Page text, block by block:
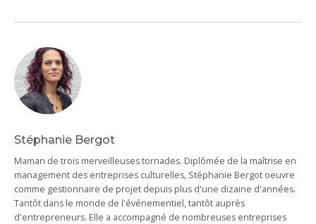
Stéphanie Bergot
Maman de trois merveilleuses tornades. Diplômée de la maîtrise en
management des entreprises culturelles, Stéphanie Bergot oeuvre
comme gestionnaire de projet depuis plus d'une dizaine d'années.
Tantôt dans le monde de l'événementiel, tantôt auprès
d'entrepreneurs. Elle a accompagné de nombreuses entreprises